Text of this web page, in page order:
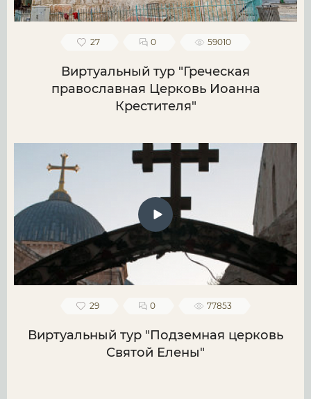
27 0 59010
Виртуальный тур "Греческая
православная Церковь Иоанна
Крестителя"
29 0 77853
Виртуальный тур "Подземная церковь
Святой Елены"